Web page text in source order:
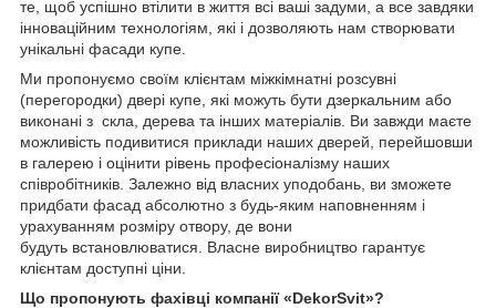
те, щоб успішно втілити в життя всі ваші задуми, а все завдяки
інноваційним технологіям, які і дозволяють нам створювати
унікальні фасади купе.
Ми пропонуємо своїм клієнтам міжкімнатні розсувні
(перегородки) двері купе, які можуть бути дзеркальним або
виконані з скла, дерева та інших матеріалів. Ви завжди маєте
можливість подивитися приклади наших дверей, перейшовши
в галерею і оцінити рівень професіоналізму наших
співробітників. Залежно від власних уподобань, ви зможете
придбати фасад абсолютно з будь-яким наповненням і
урахуванням розміру отвору, де вони
будуть встановлюватися. Власне виробництво гарантує
клієнтам доступні ціни.
Що пропонують фахівці компанії «DekorSvit»?